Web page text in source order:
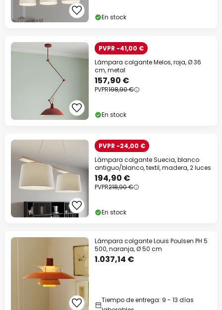
En stock
PVPR -41,00 €
Lámpara colgante Melos, roja, Ø 36
cm, metal
157,90 €
PVPR198,90 €
En stock
PVPR -24,00 €
Lámpara colgante Suecia, blanco
antiguo/blanco, textil, madera, 2 luces
194,90 €
PVPR218,90 €
En stock
Lámpara colgante Louis Poulsen PH 5
500, naranja, Ø 50 cm
1.037,14 €
Tiempo de entrega: 9 - 13 días